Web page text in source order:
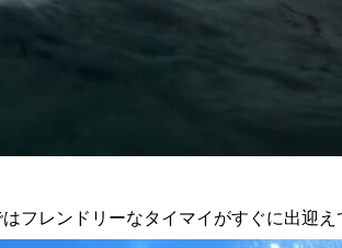
フレンドリーなタイマイがすぐに出迎え